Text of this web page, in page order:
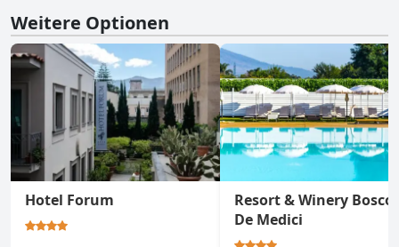
Weitere Optionen
Hotel Forum
Resort & Winery Bosco
De Medici